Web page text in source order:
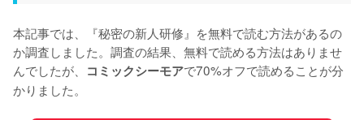
本記事では、『秘密の新人研修』を無料で読む方法があるの
か調査しました。調査の結果、無料で読める方法はありませ
んでしたが、 コミックシーモアで70%オフで読めることが分
かりました。